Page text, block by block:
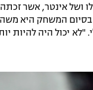
ושל אינטר, אשר
המשחק היא משהו
"לא יכול היה להיות